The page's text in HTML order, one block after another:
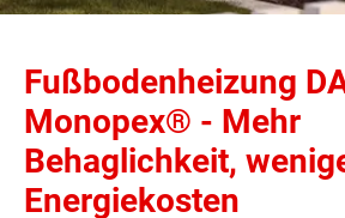
Fußbodenheizung
Monopex® - Mehr
Behaglichkeit,
Energiekosten